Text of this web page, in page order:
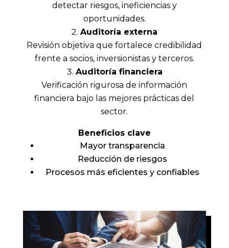
detectar riesgos, ineficiencias y
oportunidades.
Auditoría externa
Revisión objetiva que fortalece credibilidad
frente a socios, inversionistas y terceros.
Auditoría financiera
Verificación rigurosa de información
financiera bajo las mejores prácticas del
sector.
Beneficios clave
Mayor transparencia
Reducción de riesgos
Procesos más eficientes y confiables